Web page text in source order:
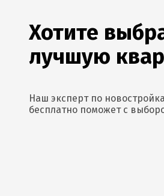
Хотите
лучшую
Наш эксперт по
бесплатно поможет с